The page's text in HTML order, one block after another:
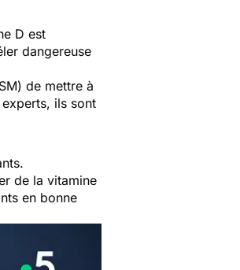
D est
dangereuse
de mettre à
ils sont
de la vitamine
en bonne